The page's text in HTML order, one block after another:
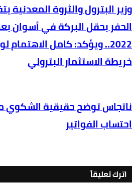
وزير البترول والثروة المعدنية
الحفر بحقل البركة في أسوان
2022.. ويؤكد: كامل
خريطة الاستثمار البترولي
ناتجاس توضح حقيقية
احتساب الفواتير
اترك تعليقاً